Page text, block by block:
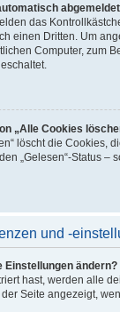
das
einen Dritten. Um
Computer, zum
„Alle Cookies
löscht die Cookies,
„Gelesen“-Status –
und -
Einstellungen ändern?
hast, werden alle
Seite angezeigt,